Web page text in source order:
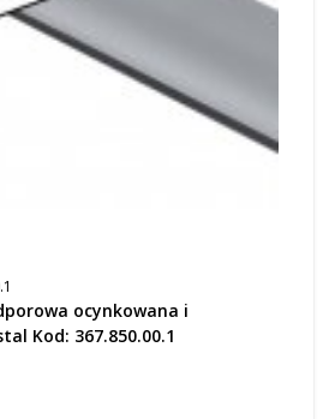
ocynkowana i
Kod: 367.850.00.1